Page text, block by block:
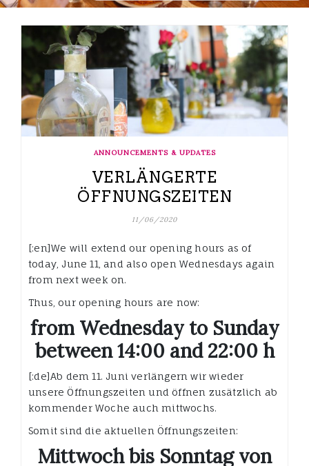
ANNOUNCEMENTS & UPDATES
VERLÄNGERTE
ÖFFNUNGSZEITEN
11/06/2020
[:en]We will extend our opening hours as of
today, June 11, and also open Wednesdays again
from next week on.
Thus, our opening hours are now:
from Wednesday to Sunday
between 14:00 and 22:00 h
[:de]Ab dem 11. Juni verlängern wir wieder
unsere Öffnungszeiten und öffnen zusätzlich ab
kommender Woche auch mittwochs.
Somit sind die aktuellen Öffnungszeiten:
Mittwoch bis Sonntag von